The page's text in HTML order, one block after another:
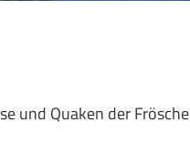
und Quaken der Frösche